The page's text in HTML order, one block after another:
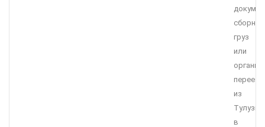
сборный
груз
или
переезд
из
Тулузы
в